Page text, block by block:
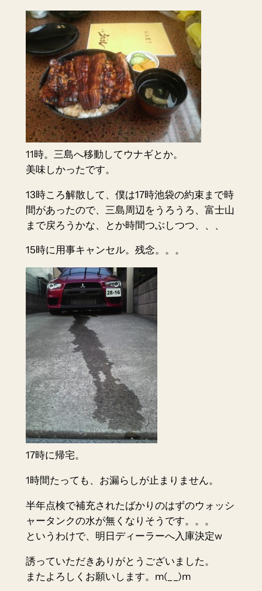
11時。三島へ移動してウナギとか。
美味しかったです。
13時ころ解散して、僕は17時池袋の約束まで時
間があったので、三島周辺をうろうろ、富士山
まで戻ろうかな、とか時間つぶしつつ、、、
15時に用事キャンセル。残念。。。
17時に帰宅。
1時間たっても、お漏らしが止まりません。
半年点検で補充されたばかりのはずのウォッシ
ャータンクの水が無くなりそうです。。。
というわけで、明日ディーラーへ入庫決定w
誘っていただきありがとうございました。
またよろしくお願いします。m(_ _)m